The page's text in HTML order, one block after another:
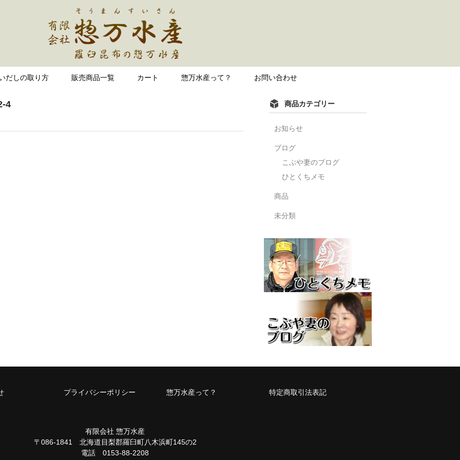
だしの取り方 販売商品一覧 カート 惣万水産って？ お問い合わせ
4 商品カテゴリー
お知らせ
ブログ
こぶや妻のブログ
ひとくちメモ
商品
未分類
プライバシーポリシー 惣万水産って？ 特定商取引法表記
有限会社 惣万水産
〒086-1841 北海道目梨郡羅臼町八木浜町145の2
電話 0153-88-2208